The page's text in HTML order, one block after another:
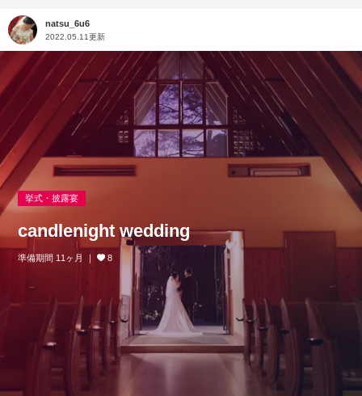
natsu_6u6
2022.05.11更新
挙式・披露宴
candlenight wedding
準備期間 11ヶ月 8